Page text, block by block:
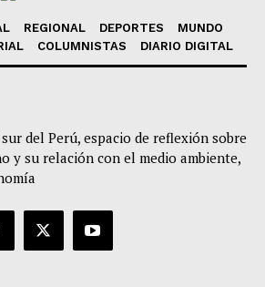
REGIONAL DEPORTES
MUNDO
COLUMNISTAS DIARIO DIGITAL
del Perú, espacio de reflexión sobre
y su relación con el medio ambiente,